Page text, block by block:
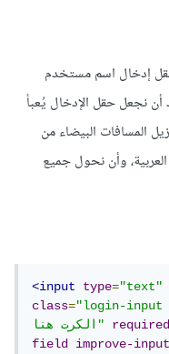
إدخال اسم مستخدم
نجعل حقل الإدخال يُعبأ
المسافات البيضاء من
وأن نحول جميع
<input type="text"
class="login-input
الكرت هنا"
required
field
improve-input